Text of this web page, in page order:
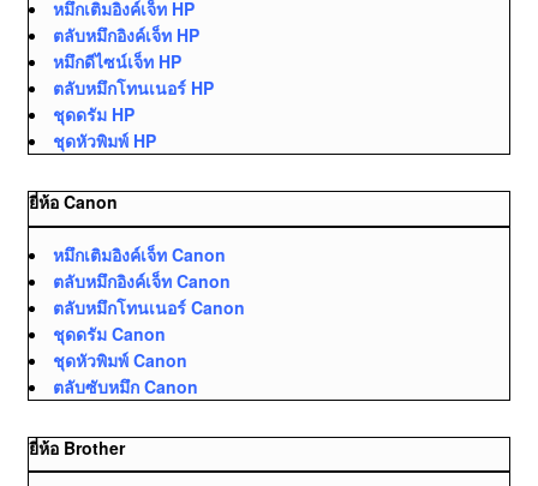
หมึกเติมอิงค์เจ็ท HP
ตลับหมึกอิงค์เจ็ท HP
หมึกดีไซน์เจ็ท HP
ตลับหมึกโทนเนอร์ HP
ชุดดรัม HP
ชุดหัวพิมพ์ HP
ยี่ห้อ Canon
หมึกเติมอิงค์เจ็ท Canon
ตลับหมึกอิงค์เจ็ท Canon
ตลับหมึกโทนเนอร์ Canon
ชุดดรัม Canon
ชุดหัวพิมพ์ Canon
ตลับซับหมึก Canon
ยี่ห้อ Brother